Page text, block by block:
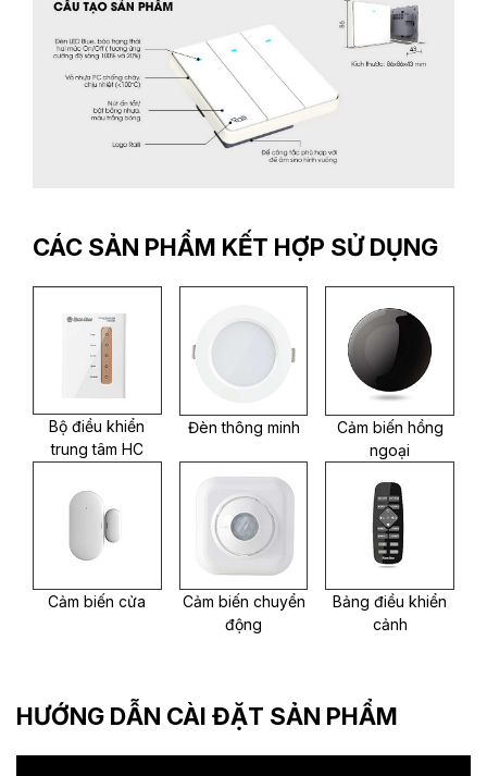
CÁC SẢN PHẨM KẾT HỢP SỬ DỤNG
Bộ điều khiển
trung tâm HC
Đèn thông minh
Cảm biến hồng
ngoại
Cảm biến cửa
Cảm biến chuyển
động
Bảng điều khiển
cảnh
HƯỚNG DẪN CÀI ĐẶT SẢN PHẨM